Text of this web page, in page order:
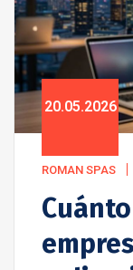
20.05.2026
ROMAN SPAS